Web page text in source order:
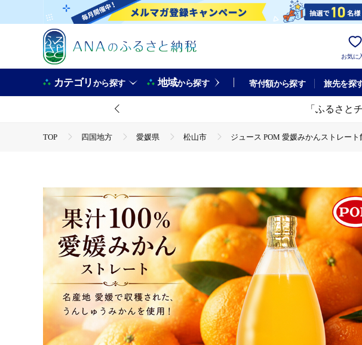
お気に
カテゴリから探す 地域から探す 寄付額から探す 旅先を探
「ふるさと
TOP 四国地方 愛媛県 松山市 ジュース POM 愛媛みかんストレー